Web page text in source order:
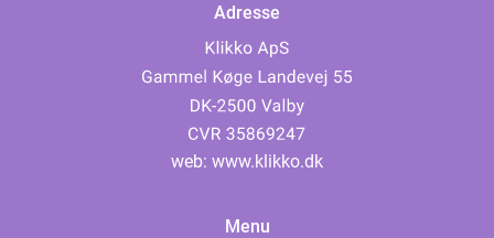
Adresse
web: www.klikko.dk
Menu